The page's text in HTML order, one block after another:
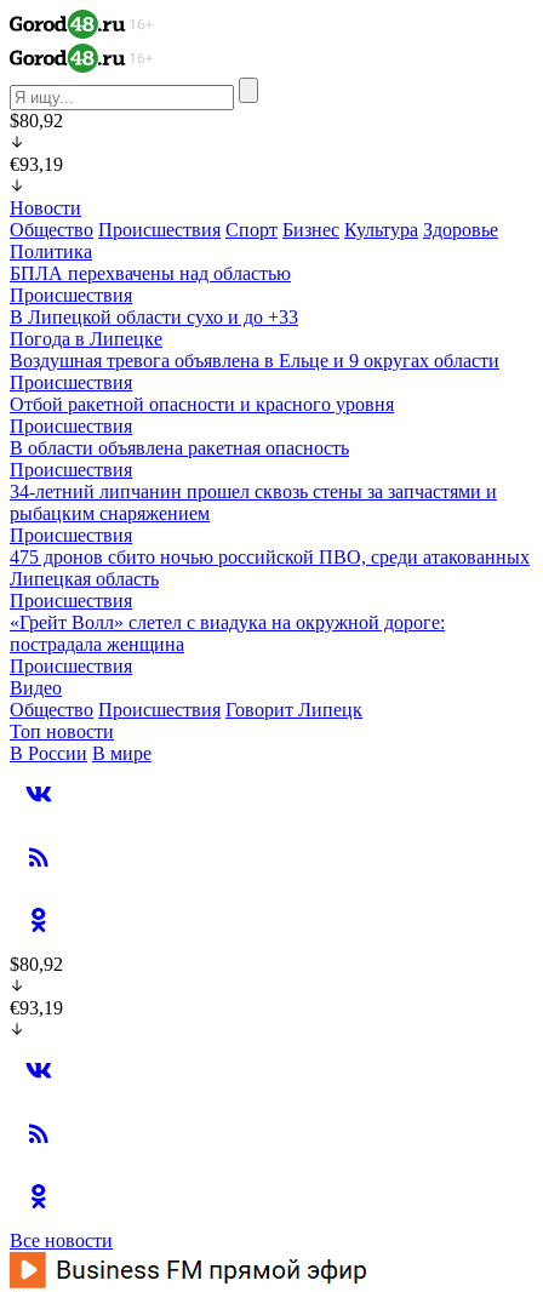
$80,92
€93,19
Новости
Общество Происшествия Спорт Бизнес Культура Здоровье
Политика
БПЛА перехвачены над областью
Происшествия
В Липецкой области сухо и до +33
Погода в Липецке
Воздушная тревога объявлена в Ельце и 9 округах области
Происшествия
Отбой ракетной опасности и красного уровня
Происшествия
В области объявлена ракетная опасность
Происшествия
34-летний липчанин прошел сквозь стены за запчастями и
рыбацким снаряжением
Происшествия
475 дронов сбито ночью российской ПВО, среди атакованных
Липецкая область
Происшествия
«Грейт Волл» слетел с виадука на окружной дороге:
пострадала женщина
Происшествия
Видео
Общество Происшествия Говорит Липецк
Топ новости
В России В мире
$80,92
€93,19
Все новости